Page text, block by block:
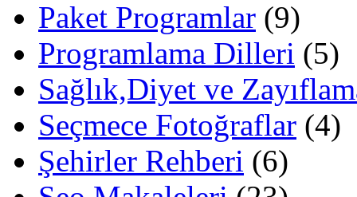
Paket Programlar (9)
Programlama Dilleri (5)
Sağlık,Diyet ve
Seçmece Fotoğraflar (4)
Şehirler Rehberi (6)